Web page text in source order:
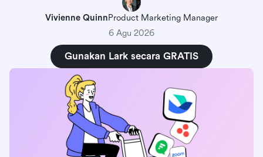
Vivienne QuinnProduct Marketing Manager
6 Agu 2026
Gunakan Lark secara GRATIS